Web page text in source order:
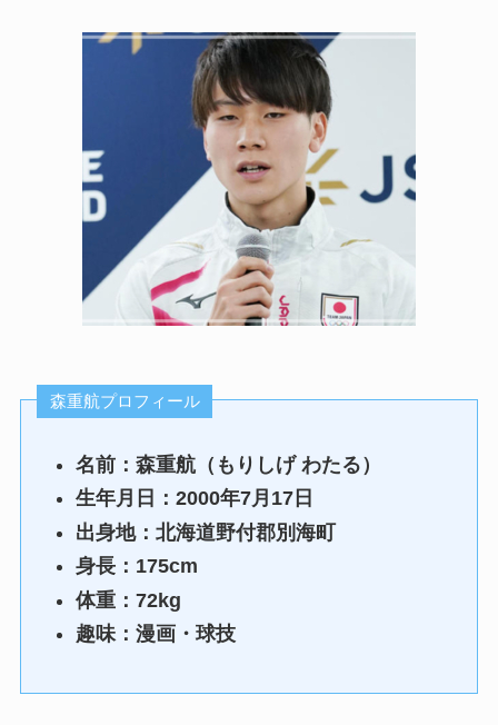
森重航プロフィール
名前：森重航（もりしげ わたる）
生年月日：2000年7月17日
出身地：北海道野付郡別海町
身長：175cm
体重：72kg
趣味：漫画・球技